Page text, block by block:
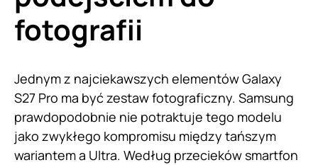
fotografii
Jednym z najciekawszych elementów Galaxy
S27 Pro ma być zestaw fotograficzny. Samsung
prawdopodobnie nie potraktuje tego modelu
jako zwykłego kompromisu między tańszym
wariantem a Ultra. Według przecieków smartfon